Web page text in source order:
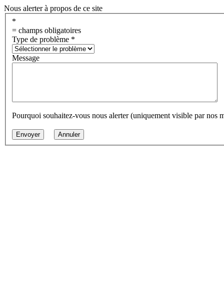
Nous alerter à propos de ce site
*
= champs obligatoires
Type de problème *
Message
Pourquoi souhaitez-vous nous alerter (uniquement visible par nos